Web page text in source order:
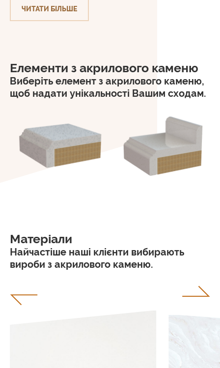
ЧИТАТИ БІЛЬШЕ
Елементи з акрилового каменю
Виберіть елемент з акрилового каменю,
щоб надати унікальності Вашим сходам.
Матеріали
Найчастіше наші клієнти вибирають
вироби з акрилового каменю.